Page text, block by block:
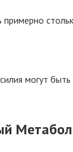
примерно
могут